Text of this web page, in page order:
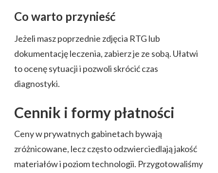
Co warto przynieść
Jeżeli masz poprzednie zdjęcia RTG lub
dokumentację leczenia, zabierz je ze sobą. Ułatwi
to ocenę sytuacji i pozwoli skrócić czas
diagnostyki.
Cennik i formy płatności
Ceny w prywatnych gabinetach bywają
zróżnicowane, lecz często odzwierciedlają jakość
materiałów i poziom technologii. Przygotowaliśmy